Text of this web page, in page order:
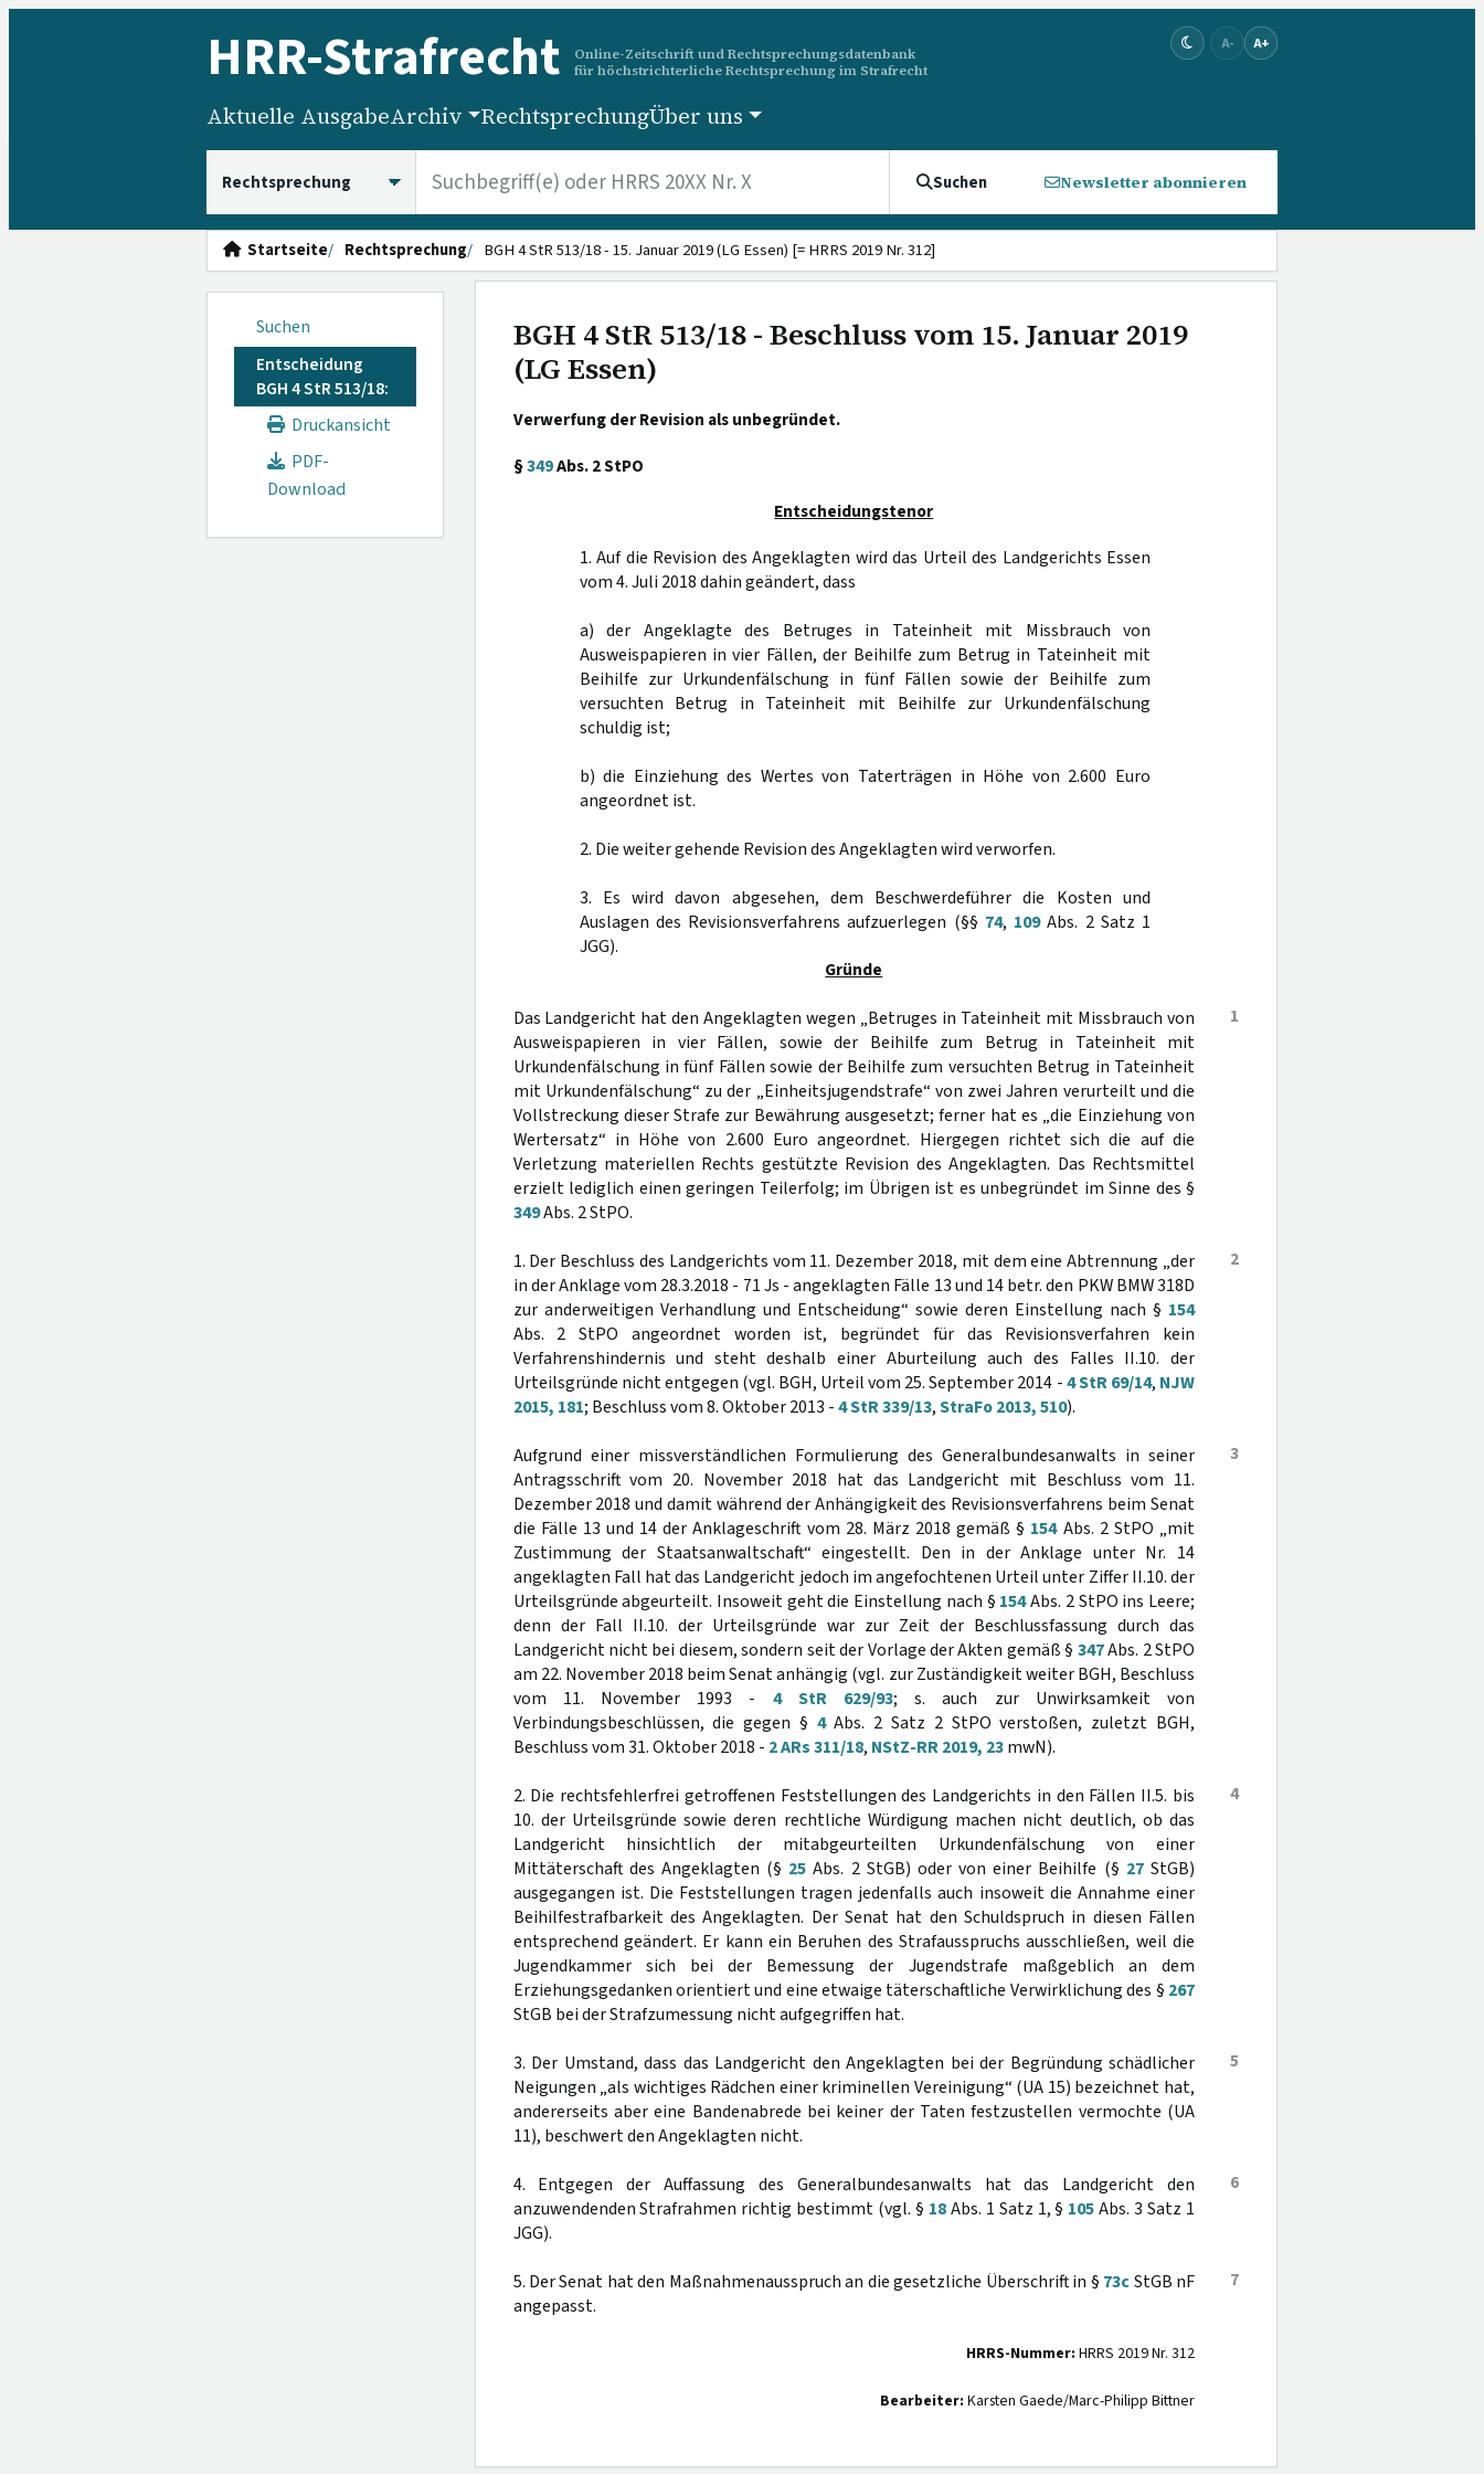
HRR-Strafrecht
Online-Zeitschrift und Rechtsprechungsdatenbank
für höchstrichterliche Rechtsprechung im Strafrecht
A- A+
Aktuelle AusgabeArchiv RechtsprechungÜber uns
Suchen Newsletter abonnieren
Startseite Rechtsprechung BGH 4 StR 513/18 - 15. Januar 2019 (LG Essen) [= HRRS 2019 Nr. 312]
Suchen
Entscheidung
BGH 4 StR 513/18:
Druckansicht
PDF-
Download
BGH 4 StR 513/18 - Beschluss vom 15. Januar 2019
(LG Essen)
Verwerfung der Revision als unbegründet.
§349Abs. 2 StPO
Entscheidungstenor
1. Auf die Revision des Angeklagten wird das Urteil des Landgerichts Essen
vom 4. Juli 2018 dahin geändert, dass
a) der Angeklagte des Betruges in Tateinheit mit Missbrauch von
Ausweispapieren in vier Fällen, der Beihilfe zum Betrug in Tateinheit mit
Beihilfe zur Urkundenfälschung in fünf Fällen sowie der Beihilfe zum
versuchten Betrug in Tateinheit mit Beihilfe zur Urkundenfälschung
schuldig ist;
b) die Einziehung des Wertes von Taterträgen in Höhe von 2.600 Euro
angeordnet ist.
2. Die weiter gehende Revision des Angeklagten wird verworfen.
3. Es wird davon abgesehen, dem Beschwerdeführer die Kosten und
Auslagen des Revisionsverfahrens aufzuerlegen (§§ 74, 109Abs. 2 Satz 1
JGG).
Gründe
1
Das Landgericht hat den Angeklagten wegen „Betruges in Tateinheit mit Missbrauch von
Ausweispapieren in vier Fällen, sowie der Beihilfe zum Betrug in Tateinheit mit
Urkundenfälschung in fünf Fällen sowie der Beihilfe zum versuchten Betrug in Tateinheit
mit Urkundenfälschung“ zu der „Einheitsjugendstrafe“ von zwei Jahren verurteilt und die
Vollstreckung dieser Strafe zur Bewährung ausgesetzt; ferner hat es „die Einziehung von
Wertersatz“ in Höhe von 2.600 Euro angeordnet. Hiergegen richtet sich die auf die
Verletzung materiellen Rechts gestützte Revision des Angeklagten. Das Rechtsmittel
erzielt lediglich einen geringen Teilerfolg; im Übrigen ist es unbegründet im Sinne des §
349Abs. 2 StPO.
2
1. Der Beschluss des Landgerichts vom 11. Dezember 2018, mit dem eine Abtrennung „der
in der Anklage vom 28.3.2018 - 71 Js - angeklagten Fälle 13 und 14 betr. den PKW BMW 318D
zur anderweitigen Verhandlung und Entscheidung“ sowie deren Einstellung nach § 154
Abs. 2 StPO angeordnet worden ist, begründet für das Revisionsverfahren kein
Verfahrenshindernis und steht deshalb einer Aburteilung auch des Falles II.10. der
Urteilsgründe nicht entgegen (vgl. BGH, Urteil vom 25. September 2014 -4 StR 69/14, NJW
2015, 181; Beschluss vom 8. Oktober 2013 -4 StR 339/13,StraFo 2013, 510).
3
Aufgrund einer missverständlichen Formulierung des Generalbundesanwalts in seiner
Antragsschrift vom 20. November 2018 hat das Landgericht mit Beschluss vom 11.
Dezember 2018 und damit während der Anhängigkeit des Revisionsverfahrens beim Senat
die Fälle 13 und 14 der Anklageschrift vom 28. März 2018 gemäß § 154Abs. 2 StPO „mit
Zustimmung der Staatsanwaltschaft“ eingestellt. Den in der Anklage unter Nr. 14
angeklagten Fall hat das Landgericht jedoch im angefochtenen Urteil unter Ziffer II.10. der
Urteilsgründe abgeurteilt. Insoweit geht die Einstellung nach § 154Abs. 2 StPO ins Leere;
denn der Fall II.10. der Urteilsgründe war zur Zeit der Beschlussfassung durch das
Landgericht nicht bei diesem, sondern seit der Vorlage der Akten gemäß § 347Abs. 2 StPO
am 22. November 2018 beim Senat anhängig (vgl. zur Zuständigkeit weiter BGH, Beschluss
vom 11. November 1993 - 4 StR 629/93; s. auch zur Unwirksamkeit von
Verbindungsbeschlüssen, die gegen § 4Abs. 2 Satz 2 StPO verstoßen, zuletzt BGH,
Beschluss vom 31. Oktober 2018 - 2 ARs 311/18, NStZ-RR 2019, 23mwN).
4
2. Die rechtsfehlerfrei getroffenen Feststellungen des Landgerichts in den Fällen II.5. bis
10. der Urteilsgründe sowie deren rechtliche Würdigung machen nicht deutlich, ob das
Landgericht hinsichtlich der mitabgeurteilten Urkundenfälschung von einer
Mittäterschaft des Angeklagten (§ 25 Abs. 2 StGB) oder von einer Beihilfe (§ 27StGB)
ausgegangen ist. Die Feststellungen tragen jedenfalls auch insoweit die Annahme einer
Beihilfestrafbarkeit des Angeklagten. Der Senat hat den Schuldspruch in diesen Fällen
entsprechend geändert. Er kann ein Beruhen des Strafausspruchs ausschließen, weil die
Jugendkammer sich bei der Bemessung der Jugendstrafe maßgeblich an dem
Erziehungsgedanken orientiert und eine etwaige täterschaftliche Verwirklichung des § 267
StGB bei der Strafzumessung nicht aufgegriffen hat.
5
3. Der Umstand, dass das Landgericht den Angeklagten bei der Begründung schädlicher
Neigungen „als wichtiges Rädchen einer kriminellen Vereinigung“ (UA 15) bezeichnet hat,
andererseits aber eine Bandenabrede bei keiner der Taten festzustellen vermochte (UA
11), beschwert den Angeklagten nicht.
6
4. Entgegen der Auffassung des Generalbundesanwalts hat das Landgericht den
anzuwendenden Strafrahmen richtig bestimmt (vgl. § 18Abs. 1 Satz 1, § 105Abs. 3 Satz 1
JGG).
7
5. Der Senat hat den Maßnahmenausspruch an die gesetzliche Überschrift in § 73cStGB nF
angepasst.
HRRS-Nummer: HRRS 2019 Nr. 312
Bearbeiter: Karsten Gaede/Marc-Philipp Bittner